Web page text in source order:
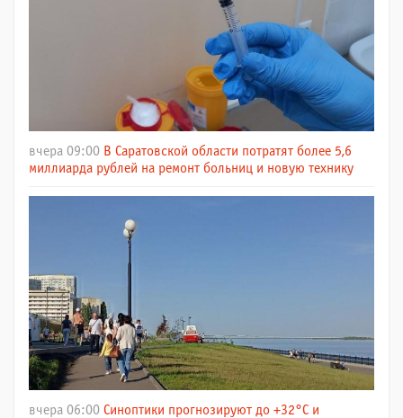
вчера 09:00 В Саратовской области потратят более 5,6
миллиарда рублей на ремонт больниц и новую технику
вчера 06:00 Синоптики прогнозируют до +32°C и